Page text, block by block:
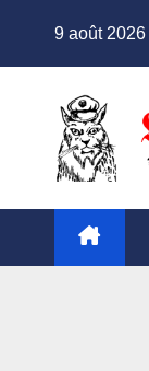
9 août 2026